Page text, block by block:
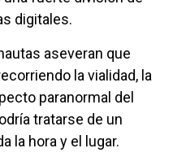
digitales.
aseveran que
la vialidad, la
paranormal del
tratarse de un
la hora y el lugar.